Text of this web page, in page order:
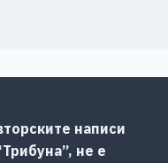
написи
не е